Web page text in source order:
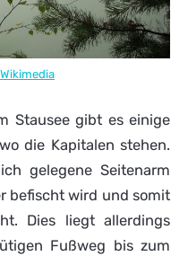
Wikimedia
Stausee gibt es einige
die Kapitalen stehen.
gelegene Seitenarm
befischt wird und somit
Dies liegt allerdings
Fußweg bis zum